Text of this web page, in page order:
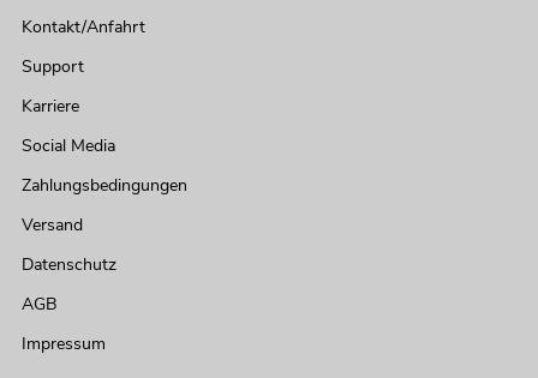
Kontakt/Anfahrt
Support
Karriere
Social Media
Zahlungsbedingungen
Versand
Datenschutz
AGB
Impressum